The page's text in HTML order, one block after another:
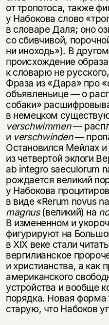
от тропотоса, также
у Набокова слово
в словаре Даля; оно
со сбивчивой,
ни иноходь»). В
происхождение
к словарю не
Фраза из «Дара» про
объявленьице — о
собаки»
в немецком
verschwimmen—
и verschwinden—
Остановился Мейлах
из четвертой эклоги
ab integro saeculorum
рождается великий
у Набокова
в виде «Rerum novus
magnus (великий) на
В измененном и
фигурируют на
в XIX веке стали
вергилианское
и христианства, а как
американского
устройства и вообще
порядка. Новая форма
старую, что Набоков